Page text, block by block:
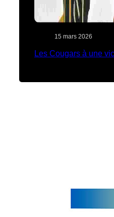
15 mars 2026
Les Cougars à une